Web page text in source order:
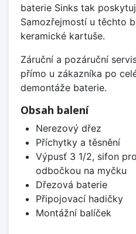
baterie Sinks tak
Samozřejmostí u těchto
keramické kartuše.
Záruční a pozáruční
přímo u zákazníka po
demontáže baterie.
Obsah balení
Nerezový dřez
Příchytky a těsnění
Výpusť 3 1/2, sifon
odbočkou na myčku
Dřezová baterie
Připojovací hadičky
Montážní balíček